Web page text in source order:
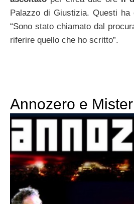
Palazzo di Giustizia. Questi ha
“Sono stato chiamato dal
riferire quello che ho scritto”.
Annozero e